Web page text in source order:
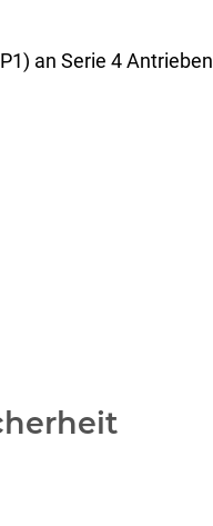
an Serie 4 Antrieben